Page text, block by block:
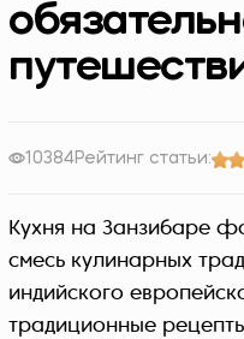
10384Рейтинг статьи:
Кухня на Занзибаре
смесь кулинарных
индийского
традиционные